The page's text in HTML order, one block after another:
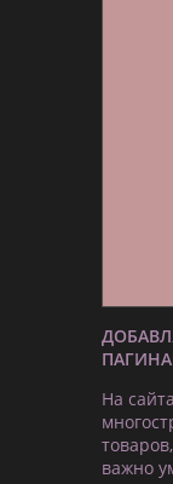
На
важно